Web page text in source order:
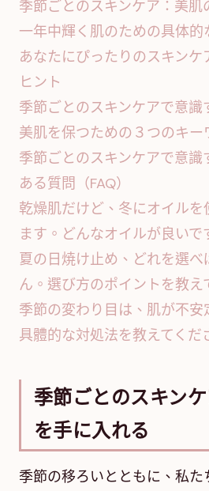
季節ごとのスキンケア：美肌
一年中輝く肌のための具体的
あなたにぴったりのスキン
ヒント
季節ごとのスキンケアで意識
美肌を保つための３つのキー
季節ごとのスキンケアで意識
ある質問（FAQ）
乾燥肌だけど、冬にオイルを
ます。どんなオイルが良いで
夏の日焼け止め、どれを選
ん。選び方のポイントを教え
季節の変わり目は、肌が不安
具體的な対処法を教えてくだ
季節ごとのスキン
を手に入れる
季節の移ろいとともに、私た